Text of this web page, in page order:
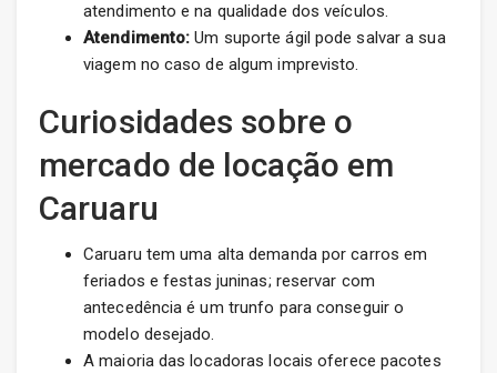
atendimento e na qualidade dos veículos.
Atendimento: Um suporte ágil pode salvar a sua
viagem no caso de algum imprevisto.
Curiosidades sobre o
mercado de locação em
Caruaru
Caruaru tem uma alta demanda por carros em
feriados e festas juninas; reservar com
antecedência é um trunfo para conseguir o
modelo desejado.
A maioria das locadoras locais oferece pacotes